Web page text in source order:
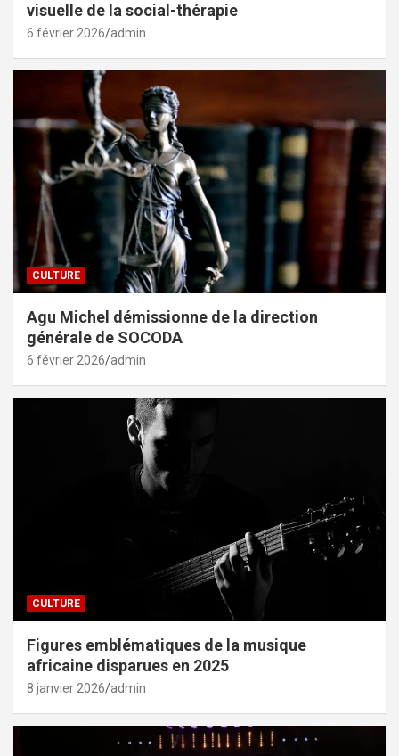
visuelle de la social-thérapie
6 février 2026 admin
CULTURE
Agu Michel démissionne de la direction
générale de SOCODA
6 février 2026 admin
CULTURE
Figures emblématiques de la musique
africaine disparues en 2025
8 janvier 2026 admin